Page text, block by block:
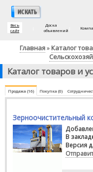
Весь
сайт
Доска
объявлений
Главная» Каталог
Каталог товаров и
Продажа (16) Покупка (0)
Зерноочистительный
В
Версия